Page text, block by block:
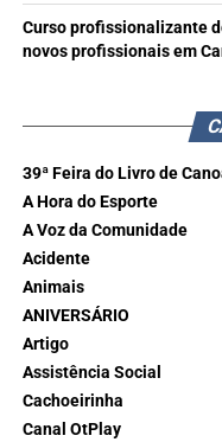
Curso profissionalizante
novos profissionais em
39ª Feira do Livro de
A Hora do Esporte
A Voz da Comunidade
Acidente
Animais
ANIVERSÁRIO
Artigo
Assistência Social
Cachoeirinha
Canal OtPlay